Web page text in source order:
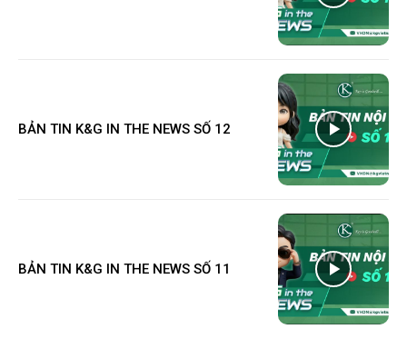
BẢN TIN K&G IN THE NEWS SỐ 12
BẢN TIN K&G IN THE NEWS SỐ 11